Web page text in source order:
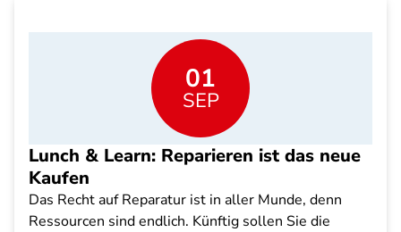
01
SEP
Lunch & Learn: Reparieren ist das neue
Kaufen
Das Recht auf Reparatur ist in aller Munde, denn
Ressourcen sind endlich. Künftig sollen Sie die